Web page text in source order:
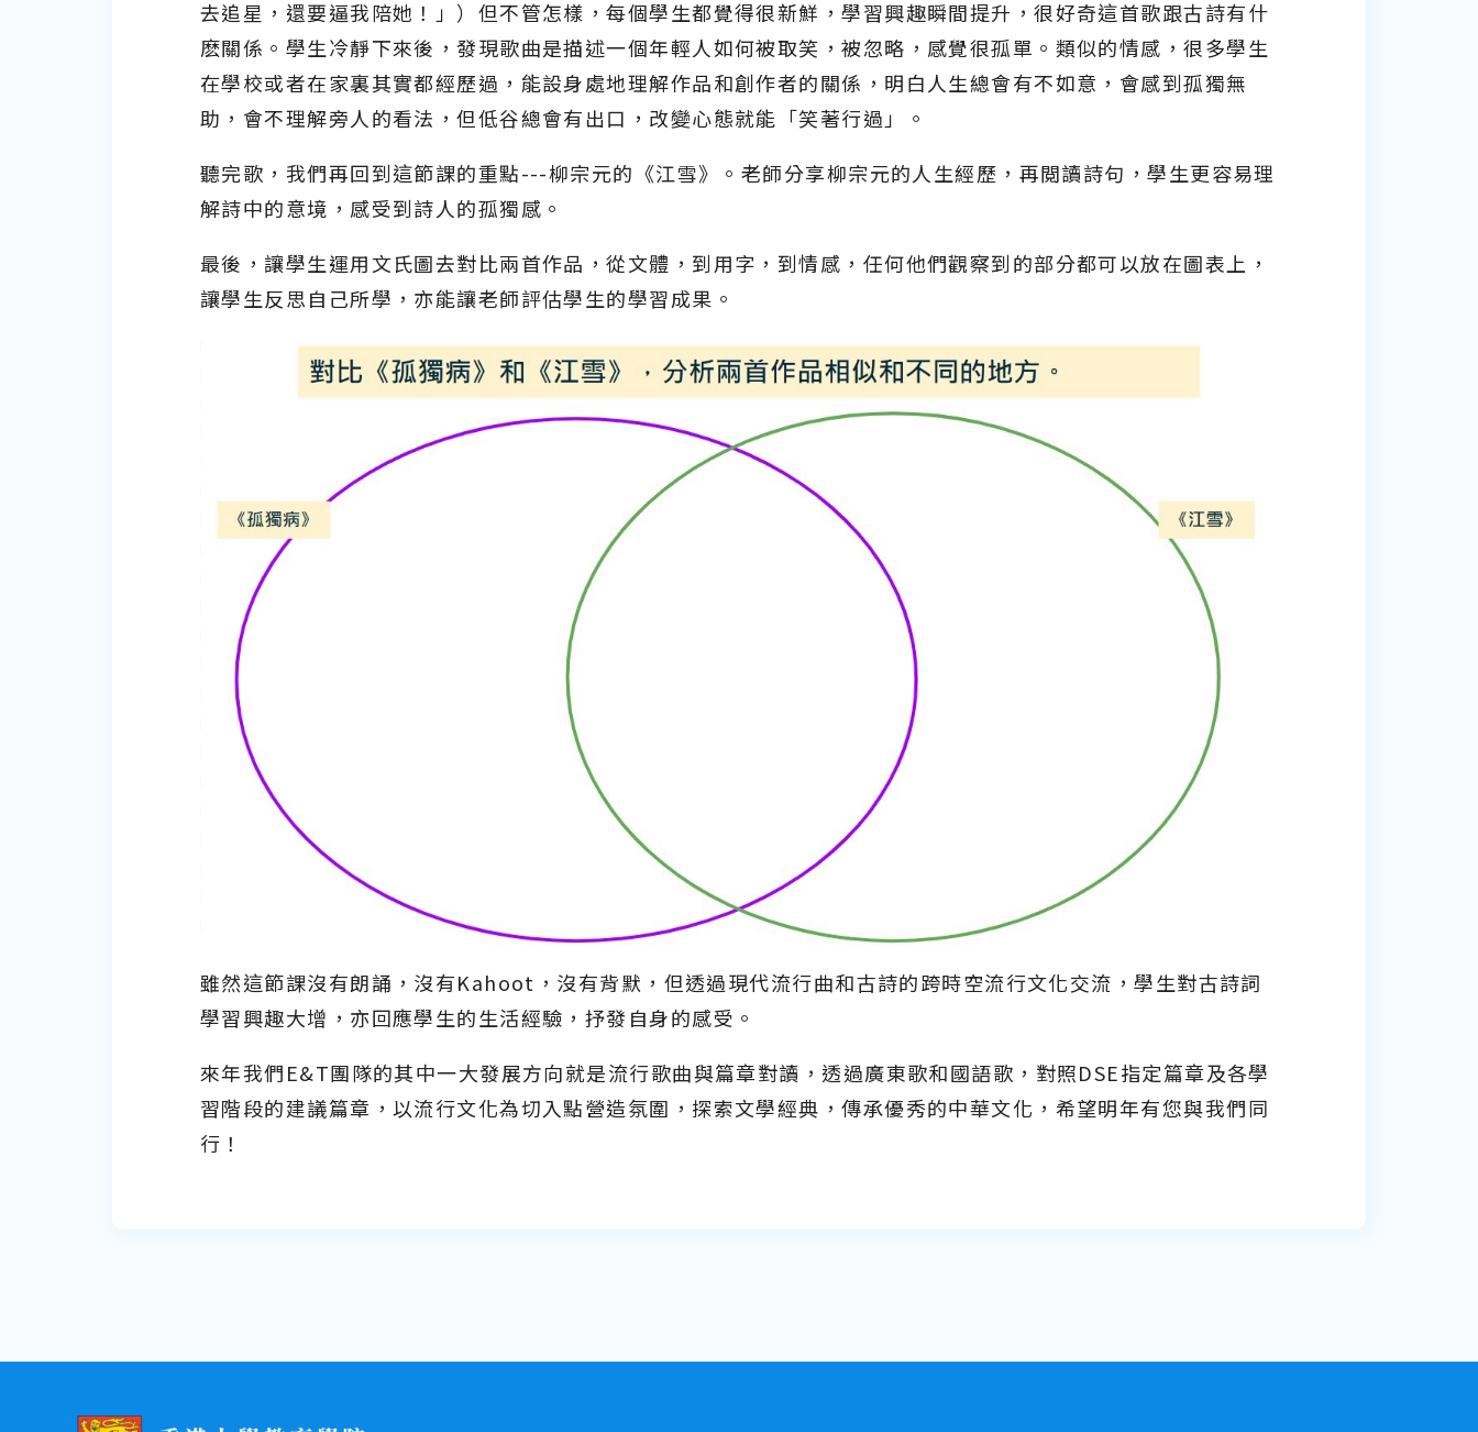
去追星，還要逼我陪她！」）但不管怎樣，每個學生都覺得很新鮮，學習興趣瞬間提升，很好奇這首歌跟古詩有什
麽關係。學生冷靜下來後，發現歌曲是描述一個年輕人如何被取笑，被忽略，感覺很孤單。類似的情感，很多學生
在學校或者在家裏其實都經歷過，能設身處地理解作品和創作者的關係，明白人生總會有不如意，會感到孤獨無
助，會不理解旁人的看法，但低谷總會有出口，改變心態就能「笑著行過」。
聽完歌，我們再回到這節課的重點---柳宗元的《江雪》。老師分享柳宗元的人生經歷，再閲讀詩句，學生更容易理
解詩中的意境，感受到詩人的孤獨感。
最後，讓學生運用文氏圖去對比兩首作品，從文體，到用字，到情感，任何他們觀察到的部分都可以放在圖表上，
讓學生反思自己所學，亦能讓老師評估學生的學習成果。
雖然這節課沒有朗誦，沒有Kahoot，沒有背默，但透過現代流行曲和古詩的跨時空流行文化交流，學生對古詩詞
學習興趣大增，亦回應學生的生活經驗，抒發自身的感受。
來年我們E&T團隊的其中一大發展方向就是流行歌曲與篇章對讀，透過廣東歌和國語歌，對照DSE指定篇章及各學
習階段的建議篇章，以流行文化為切入點營造氛圍，探索文學經典，傳承優秀的中華文化，希望明年有您與我們同
行！